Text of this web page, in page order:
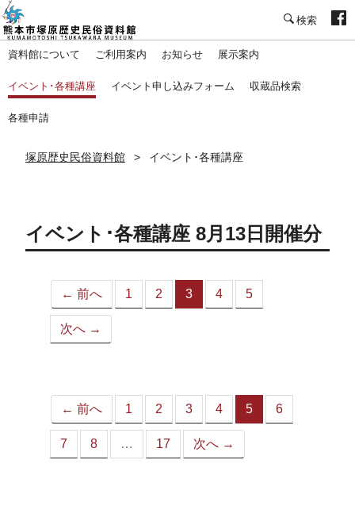
資料館について ご利用案内 お知らせ 展示案内
イベント･各種講座 イベント申し込みフォーム 収蔵品検索
各種申請
塚原歴史民俗資料館 イベント･各種講座
イベント･各種講座 8月13日開催分
← 前へ 1 2 3
（こ
4 5
次へ →
← 前へ 1 2 3 4 5
（こ
6
7 8 … 17 次へ →